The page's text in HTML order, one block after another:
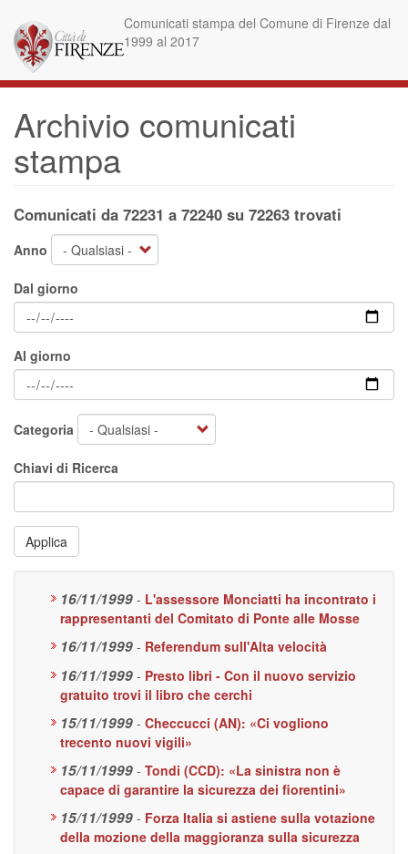
contenuto
principale
Comunicati stampa del Comune di Firenze dal
1999 al 2017
Archivio comunicati
stampa
Comunicati da 72231 a 72240 su 72263 trovati
Anno
Dal giorno
Al giorno
Categoria
Chiavi di Ricerca
Applica
16/11/1999 - L'assessore Monciatti ha incontrato i
rappresentanti del Comitato di Ponte alle Mosse
16/11/1999 - Referendum sull'Alta velocità
16/11/1999 - Presto libri - Con il nuovo servizio
gratuito trovi il libro che cerchi
15/11/1999 - Checcucci (AN): «Ci vogliono
trecento nuovi vigili»
15/11/1999 - Tondi (CCD): «La sinistra non è
capace di garantire la sicurezza dei fiorentini»
15/11/1999 - Forza Italia si astiene sulla votazione
della mozione della maggioranza sulla sicurezza